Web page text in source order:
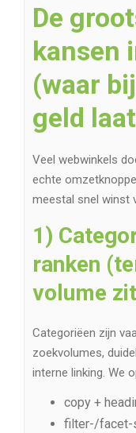
De
kansen
(waar
geld
Veel webwinkels
echte
meestal snel winst
1)
ranken
volume
Categoriëen zijn
zoekvolumes,
interne linking. We
copy +
filter-/facet-